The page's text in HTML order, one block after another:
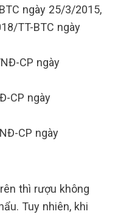
ngày 25/3/2015,
TT-BTC ngày
CP ngày
CP ngày
CP ngày
thì rượu không
Tuy nhiên, khi